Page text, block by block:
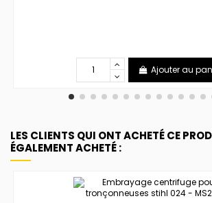
Ajouter au
LES CLIENTS QUI ONT ACHETÉ CE
ÉGALEMENT ACHETÉ :